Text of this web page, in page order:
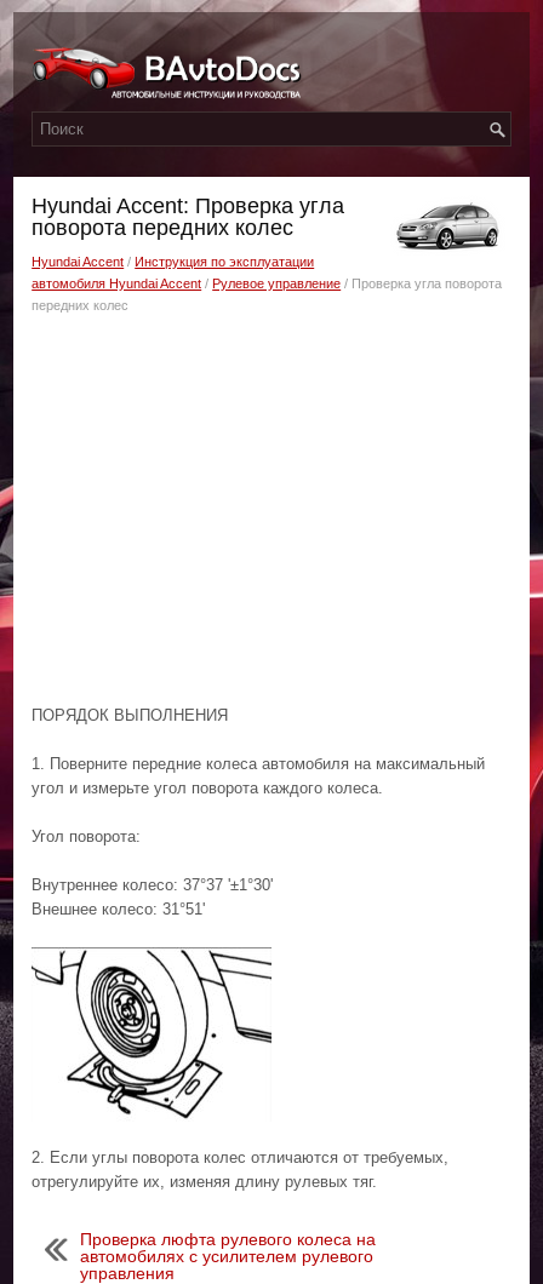
Hyundai Accent: Проверка угла
поворота передних колес
Hyundai Accent /Инструкция по эксплуатации
автомобиля Hyundai Accent /Рулевое управление / Проверка угла поворота
передних колес
ПОРЯДОК ВЫПОЛНЕНИЯ
1. Поверните передние колеса автомобиля на максимальный
угол и измерьте угол поворота каждого колеса.
Угол поворота:
Внутреннее колесо: 37°37 '±1°30'
Внешнее колесо: 31°51'
2. Если углы поворота колес отличаются от требуемых,
отрегулируйте их, изменяя длину рулевых тяг.
Проверка люфта рулевого колеса на
автомобилях с усилителем рулевого
управления